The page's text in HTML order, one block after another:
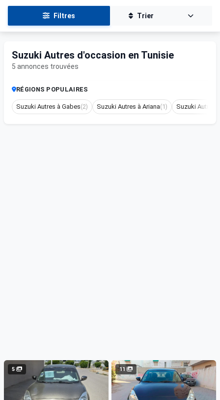
Filtres Trier
Suzuki Autres d'occasion en Tunisie
5 annonces trouvées
RÉGIONS POPULAIRES
Suzuki Autres à Gabes(2) Suzuki Autres à Ariana(1) Suzuki Autres
5 11